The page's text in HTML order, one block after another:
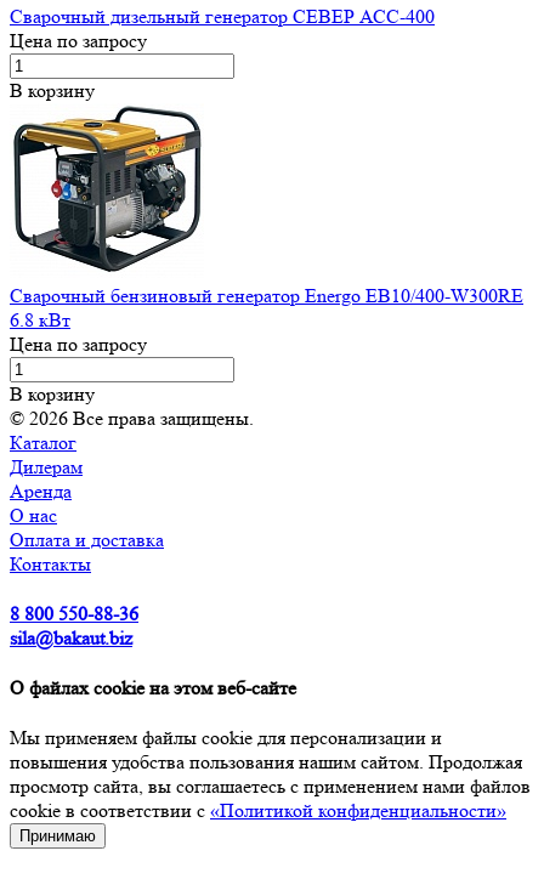
Сварочный дизельный генератор СЕВЕР АСС-400
Цена по запросу
В корзину
Сварочный бензиновый генератор Energo EB10/400-W300RE
6.8 кВт
Цена по запросу
В корзину
© 2026 Все права защищены.
Каталог
Дилерам
Аренда
О нас
Оплата и доставка
Контакты
8 800 550-88-36
sila@bakaut.biz
О файлах cookie на этом веб-сайте
Мы применяем файлы cookie для персонализации и
повышения удобства пользования нашим сайтом. Продолжая
просмотр сайта, вы соглашаетесь с применением нами файлов
cookie в соответствии с «Политикой конфиденциальности»
Принимаю